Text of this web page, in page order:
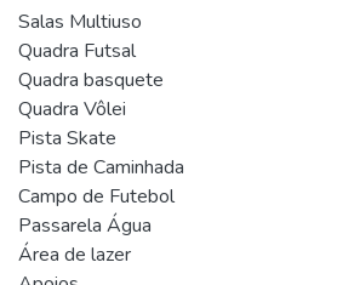
Salas Multiuso
Quadra Futsal
Quadra basquete
Quadra Vôlei
Pista Skate
Pista de Caminhada
Campo de Futebol
Passarela Água
Área de lazer